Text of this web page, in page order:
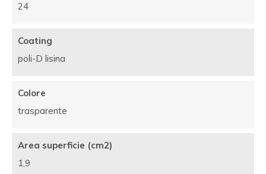
24
Coating
poli-D lisina
Colore
trasparente
Area superficie (cm2)
1,9